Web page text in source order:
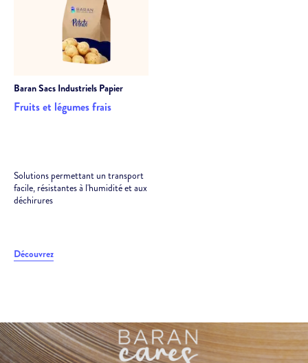
BaranSacs Industriels Papier
Fruits et légumes frais
Solutions permettant un transport
facile, résistantes à l'humidité et aux
déchirures
Découvrez